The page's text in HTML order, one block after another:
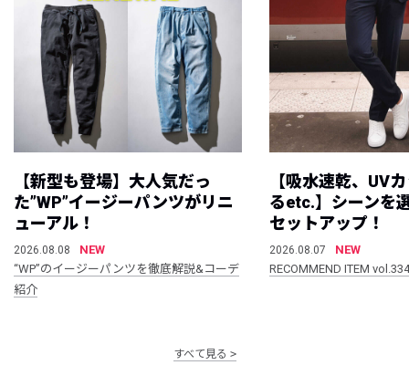
【新型も登場】大人気だっ
た”WP”イージーパンツがリニ
ューアル！
2026.08.08
NEW
“WP”のイージーパンツを徹底解説&コーデ
紹介
【吸水速乾、UV
るetc.】シーンを
セットアップ！
2026.08.07
NEW
RECOMMEND ITEM vol.334
すべて見る